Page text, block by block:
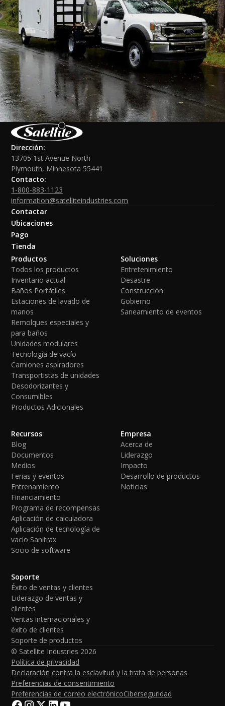
Dirección:
13705 1st Avenue North
Plymouth, Minnesota 55441
Contacto:
1-800-883-1123
information@satelliteindustries.com
Contactar
Ubicaciones
Pago
Tienda
Productos
Todos los productos
Inventario actual
Baños Portátiles
Estaciones de lavado de
manos
Remolques especiales y
para baños
Unidades modulares
Tecnología de vacío
Camiones aspiradores
Transportistas de unidades
Desodorizantes y
Consumibles
Productos Adicionales
Soluciones
Entretenimiento
Desastre
Construcción
Gobierno
Saneamiento de eventos
Recursos
Blog
Documentos
Medios
Ferias y eventos
Entrenamiento
Financiamiento
Programa de recompensas
Aplicación de calculadora
Aplicación de tecnología de
vacío Sanitrax
Socio de software
Empresa
Acerca de
Liderazgo
Impacto
Desarrollo de productos
Noticias
Soporte
Éxito de ventas y clientes
Liderazgo de ventas y
clientes
Ventas internacionales y
éxito de clientes
Soporte de productos
© Satellite Industries 2026
Política de privacidad
Declaración contra la esclavitud y la trata de personas
Preferencias de consentimiento
Preferencias de correo electrónicoCiberseguridad